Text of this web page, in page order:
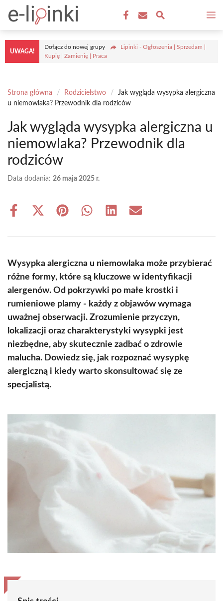
treści
UWAGA!
Dołącz do nowej grupy
Lipinki - Ogłoszenia | Sprzedam |
Kupię | Zamienię | Praca
Strona główna / Rodzicielstwo /
Jak wygląda wysypka alergiczna
u niemowlaka? Przewodnik dla rodziców
Jak wygląda wysypka alergiczna u
niemowlaka? Przewodnik dla
rodziców
Data dodania: 26 maja 2025 r.
Share
Share
(Twitter)
Share Share Share Share
Wysypka alergiczna u niemowlaka może przybierać
różne formy, które są kluczowe w identyfikacji
alergenów. Od pokrzywki po małe krostki i
rumieniowe plamy - każdy z objawów wymaga
uważnej obserwacji. Zrozumienie przyczyn,
lokalizacji oraz charakterystyki wysypki jest
niezbędne, aby skutecznie zadbać o zdrowie
malucha. Dowiedz się, jak rozpoznać wysypkę
alergiczną i kiedy warto skonsultować się ze
specjalistą.